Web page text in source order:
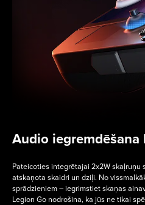
Audio iegremdēšana
Pateicoties integrētajai 2x2W skaļruņu
atskaņota skaidri un dziļi. No
sprādzieniem – iegrimstiet skaņas
Legion Go nodrošina, ka jūs ne tikai